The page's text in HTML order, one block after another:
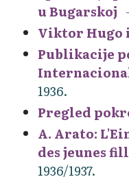
u Bugarskoj
Viktor Hugo
Publikacije
1936.
Pregled
A. Arato:
des jeunes
1936/1937.